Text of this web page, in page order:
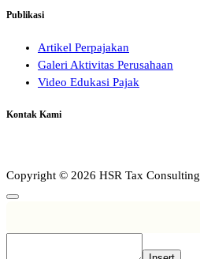
Publikasi
Artikel Perpajakan
Galeri Aktivitas Perusahaan
Video Edukasi Pajak
Kontak Kami
Copyright © 2026 HSR Tax Consulting